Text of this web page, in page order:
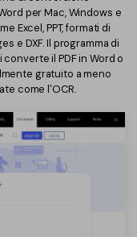
per Mac, Windows e
Excel, PPT, formati di
e DXF. Il programma di
il PDF in Word o
gratuito a meno
come l'OCR.